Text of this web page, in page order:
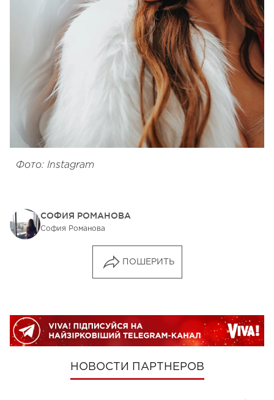
Фото: Instagram
СОФИЯ РОМАНОВА
София Романова
ПОШЕРИТЬ
НОВОСТИ ПАРТНЕРОВ